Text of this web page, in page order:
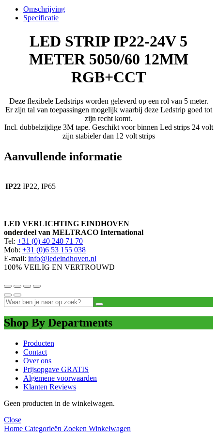
12MM
RGB+CCT
Omschrijving
Specificatie
LED STRIP IP22-24V 5
METER 5050/60 12MM
RGB+CCT
Deze flexibele Ledstrips worden geleverd op een rol van 5 meter.
Er zijn tal van toepassingen mogelijk waarbij deze Ledstrip goed tot
zijn recht komt.
Incl. dubbelzijdige 3M tape. Geschikt voor binnen Led strips 24 volt
zijn stabieler dan 12 volt strips
Aanvullende informatie
IP22 IP22, IP65
LED VERLICHTING EINDHOVEN
onderdeel van MELTRACO International
Tel: +31 (0) 40 240 71 70
Mob: +31 (0)6 53 155 038
E-mail: info@ledeindhoven.nl
100% VEILIG EN VERTROUWD
Shop By Departments
Producten
Contact
Over ons
Prijsopgave GRATIS
Algemene voorwaarden
Klanten Reviews
Geen producten in de winkelwagen.
Close
Home Categorieën Zoeken Winkelwagen